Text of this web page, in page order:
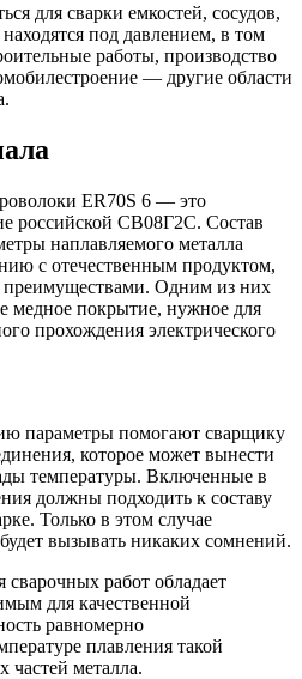
для сварки емкостей, сосудов,
под давлением, в том
работы, производство
— другие области
ER70S 6 — это
российской СВ08Г2С. Состав
наплавляемого металла
с отечественным продуктом,
преимуществами. Одним из них
медное покрытие, нужное для
прохождения электрического
параметры помогают сварщику
которое может вынести
температуры. Включенные в
должны подходить к составу
Только в этом случае
вызывать никаких сомнений.
сварочных работ обладает
для качественной
равномерно
плавления такой
частей металла.